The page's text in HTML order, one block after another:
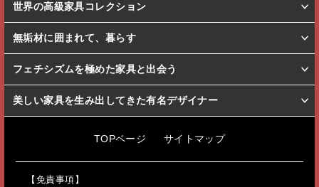
世界の高級家具コレクション
無垢材に囲まれて、暮らす
フェチシズムを極めた家具と出会う
美しい家具を生み出してきた有名デザイナー
TOPページ サイトマップ
【免責事項】